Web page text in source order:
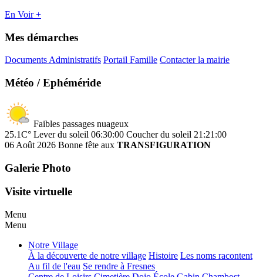
En Voir +
Mes démarches
Documents Administratifs Portail Famille Contacter la mairie
Météo / Ephéméride
Faibles passages nuageux
25.1C° Lever du soleil 06:30:00 Coucher du soleil 21:21:00
06 Août 2026 Bonne fête aux TRANSFIGURATION
Galerie Photo
Visite virtuelle
Menu
Menu
Notre Village
À la découverte de notre village Histoire Les noms racontent
Au fil de l'eau Se rendre à Fresnes